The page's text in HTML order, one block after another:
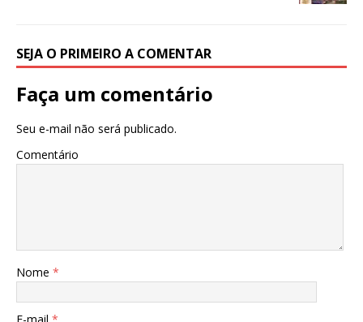
SEJA O PRIMEIRO A COMENTAR
Faça um comentário
Seu e-mail não será publicado.
Comentário
Nome *
E-mail *